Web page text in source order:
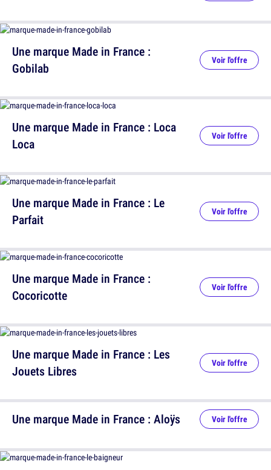
Une marque Made in France :
Gobilab
Voir l'offre
Une marque Made in France : Le
Parfait
Voir l'offre
Une marque Made in France : Les
Jouets Libres
Voir l'offre
Une marque Made in France : Loca
Loca
Voir l'offre
Une marque Made in France :
Cocoricotte
Voir l'offre
Une marque Made in France : Aloÿs Voir l'offre